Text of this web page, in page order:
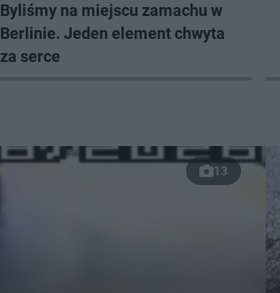
Byliśmy na miejscu zamachu w
Berlinie. Jeden element chwyta
za serce
13